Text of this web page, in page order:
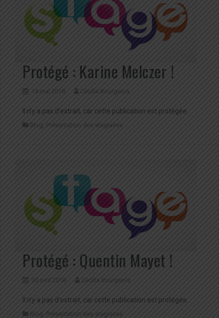
Protégé : Karine Melczer !
14 mai 2018 Cécilia Bourgeois
Il n’y a pas d’extrait, car cette publication est protégée.
Blog Présentation des stagiaires
Protégé : Quentin Mayet !
30 avril 2018 Cécilia Bourgeois
Il n’y a pas d’extrait, car cette publication est protégée.
Blog Présentation des stagiaires